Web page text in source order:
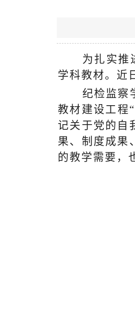
为扎实推
学科教材。近
纪检监察
教材建设工程
记关于党的自
果、制度成果
的教学需要，